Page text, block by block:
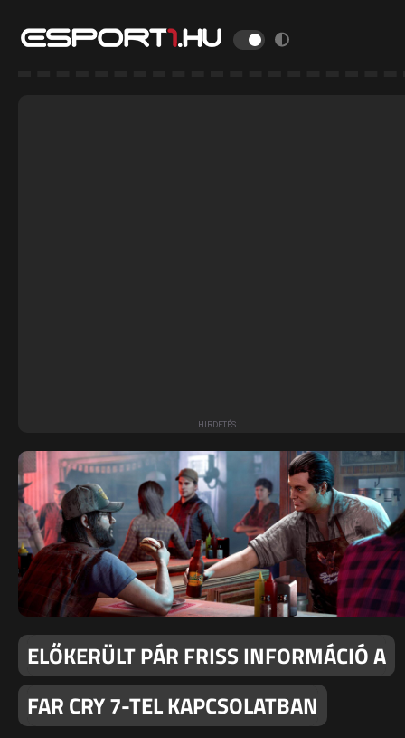
ELŐKERÜLT PÁR FRISS INFORMÁCIÓ A
FAR CRY 7-TEL KAPCSOLATBAN